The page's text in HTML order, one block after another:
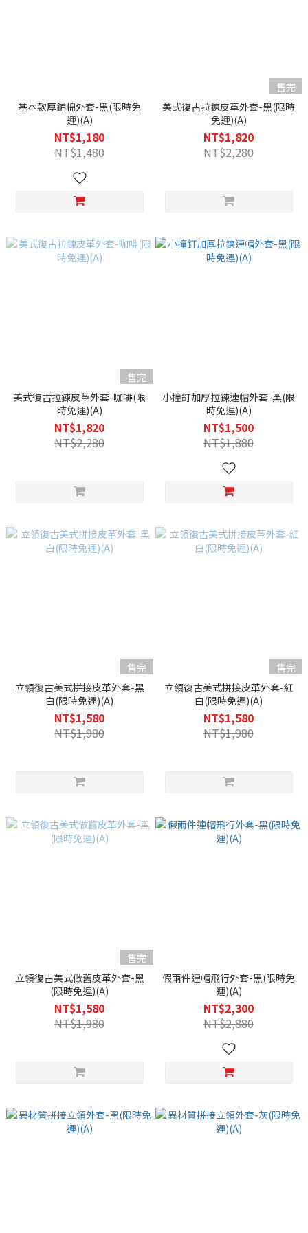
基本款厚鋪棉外套-黑(限時免
運)(A)
NT$1,180
NT$1,480
售完
美式復古拉鍊皮革外套-黑(限時
免運)(A)
NT$1,820
NT$2,280
售完
美式復古拉鍊皮革外套-咖啡(限
時免運)(A)
NT$1,820
NT$2,280
小撞釘加厚拉鍊連帽外套-黑(限
時免運)(A)
NT$1,500
NT$1,880
售完
立領復古美式拼接皮革外套-黑
白(限時免運)(A)
NT$1,580
NT$1,980
售完
立領復古美式拼接皮革外套-紅
白(限時免運)(A)
NT$1,580
NT$1,980
售完
立領復古美式做舊皮革外套-黑
(限時免運)(A)
NT$1,580
NT$1,980
假兩件連帽飛行外套-黑(限時免
運)(A)
NT$2,300
NT$2,880